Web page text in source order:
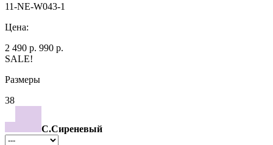
11-NE-W043-1
Цена:
2 490 р. 990 р.
SALE!
Размеры
38
С.Сиреневый